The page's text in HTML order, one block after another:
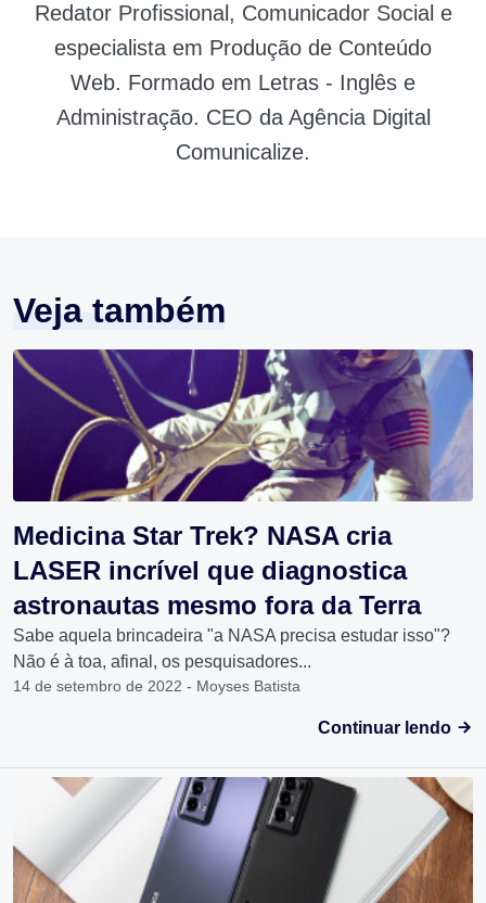
Redator Profissional, Comunicador Social e
especialista em Produção de Conteúdo
Web. Formado em Letras - Inglês e
Administração. CEO da Agência Digital
Comunicalize.
Veja também
Medicina Star Trek? NASA cria
LASER incrível que diagnostica
astronautas mesmo fora da Terra
Sabe aquela brincadeira "a NASA precisa estudar isso"?
Não é à toa, afinal, os pesquisadores...
14 de setembro de 2022 - Moyses Batista
Continuar lendo